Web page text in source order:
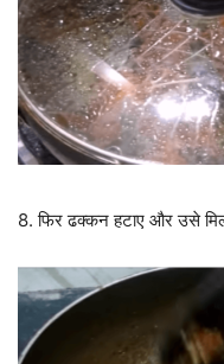
8. फिर ढक्कन हटाए और उसे